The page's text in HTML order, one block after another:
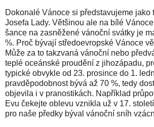
Dokonalé Vánoce si představujeme jako
Josefa Lady. Většinou ale na bílé
šance na zasněžené vánoční svátky je
%. Proč bývají středoevropské Vánoce
Může za to takzvaná vánoční nebo
teplé oceánské proudění z jihozápadu,
typické obvykle od 23. prosince do 1.
pravděpodobnost bývá až 70 %, tedy
objevila i v pranostikách. Například
Evu čekejte oblevu vznikla už v 17.
pro naše předky býval vánoční sníh